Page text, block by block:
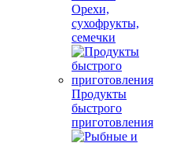
Орехи,
сухофрукты,
семечки
Продукты
быстрого
приготовления